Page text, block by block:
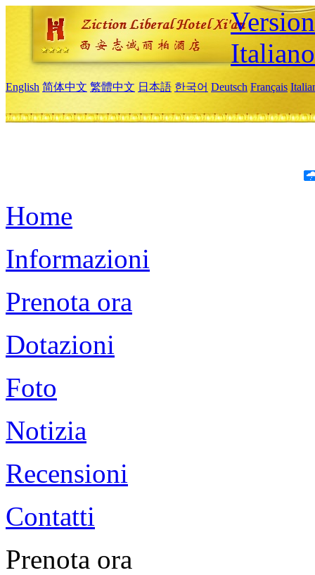
Italiano
English 简体中文 繁體中文 日本語 한국어 Deutsch Français
Home
Informazioni
Prenota ora
Dotazioni
Foto
Notizia
Recensioni
Contatti
Prenota ora